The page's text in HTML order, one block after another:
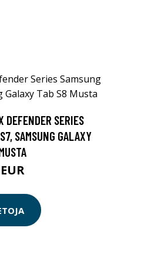
DEFENDER SERIES
SAMSUNG GALAXY